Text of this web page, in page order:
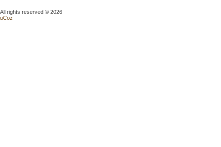
All rights reserved © 2026
uCoz